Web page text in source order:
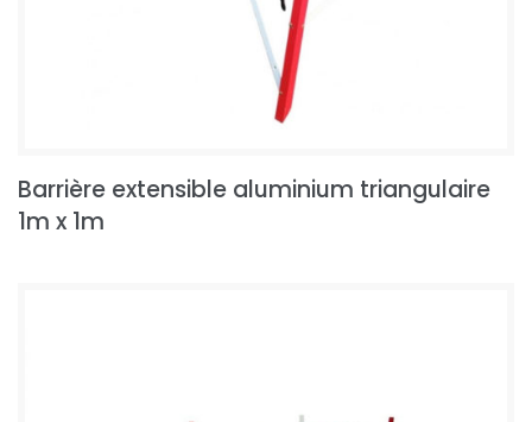
Barrière extensible aluminium triangulaire
1m x 1m